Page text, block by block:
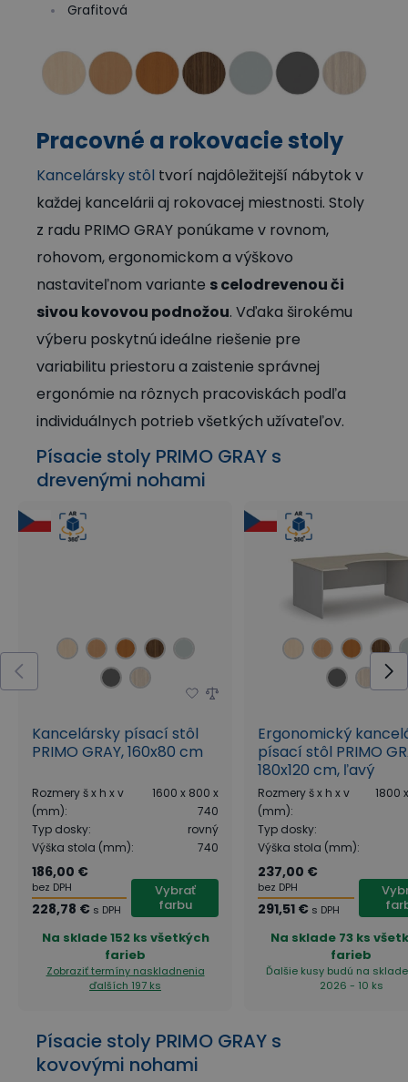
Grafitová
Pracovné a rokovacie stoly
Kancelársky stôl tvorí najdôležitejší nábytok v
každej kancelárii aj rokovacej miestnosti. Stoly
z radu PRIMO GRAY ponúkame v rovnom,
rohovom, ergonomickom a výškovo
nastaviteľnom variante s celodrevenou či
sivou kovovou podnožou. Vďaka širokému
výberu poskytnú ideálne riešenie pre
variabilitu priestoru a zaistenie správnej
ergonómie na rôznych pracoviskách podľa
individuálnych potrieb všetkých užívateľov.
Písacie stoly PRIMO GRAY s
drevenými nohami
Kancelársky písací stôl
PRIMO GRAY, 160x80 cm
Rozmery š x h x v
(mm):
1600 x 800 x
740
Typ dosky:
rovný
Výška stola (mm): 740
186,00 €
bez DPH
228,78 € s DPH
Vybrať
farbu
Na sklade152 ks všetkých
farieb
Zobraziť termíny naskladnenia
ďalších 197 ks
Ergonomický
písací stôl PRIMO
180x120 cm, ľavý
Rozmery š x h x v
(mm):
1800
Typ dosky:
Výška stola (mm):
237,00 €
bez DPH
291,51 € s DPH
Na sklade 73 ks
farieb
Ďalšie kusy budú na sklade
2026 - 10 ks
Písacie stoly PRIMO GRAY s
kovovými nohami